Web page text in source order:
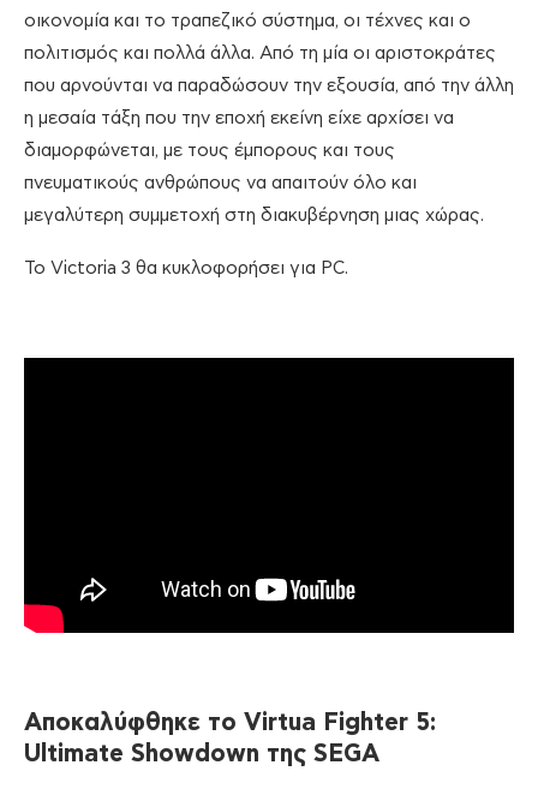
οικονομία και το τραπεζικό σύστημα, οι τέχνες και ο
πολιτισμός και πολλά άλλα. Από τη μία οι αριστοκράτες
που αρνούνται να παραδώσουν την εξουσία, από την άλλη
η μεσαία τάξη που την εποχή εκείνη είχε αρχίσει να
διαμορφώνεται, με τους έμπορους και τους
πνευματικούς ανθρώπους να απαιτούν όλο και
μεγαλύτερη συμμετοχή στη διακυβέρνηση μιας χώρας.
Το Victoria 3 θα κυκλοφορήσει για PC.
Αποκαλύφθηκε το Virtua Fighter 5:
Ultimate Showdown της SEGA